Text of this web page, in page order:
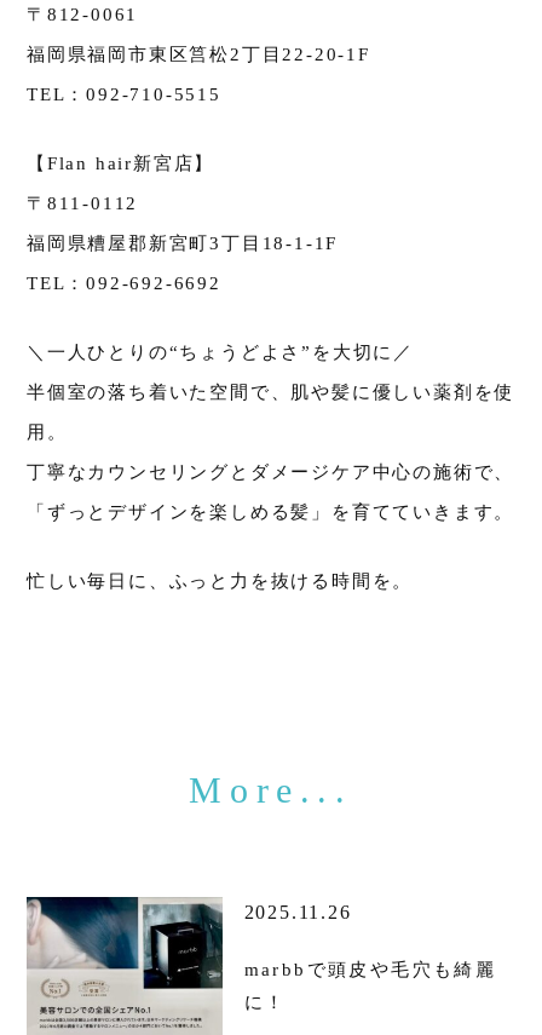
〒812-0061
福岡県福岡市東区筥松2丁目22-20-1F
TEL：092-710-5515
【Flan hair新宮店】
〒811-0112
福岡県糟屋郡新宮町3丁目18-1-1F
TEL：092-692-6692
＼一人ひとりの“ちょうどよさ”を大切に／
半個室の落ち着いた空間で、肌や髪に優しい薬剤を使
用。
丁寧なカウンセリングとダメージケア中心の施術で、
「ずっとデザインを楽しめる髪」を育てていきます。
忙しい毎日に、ふっと力を抜ける時間を。
2025.11.26
marbbで頭皮や毛穴も綺麗
に！